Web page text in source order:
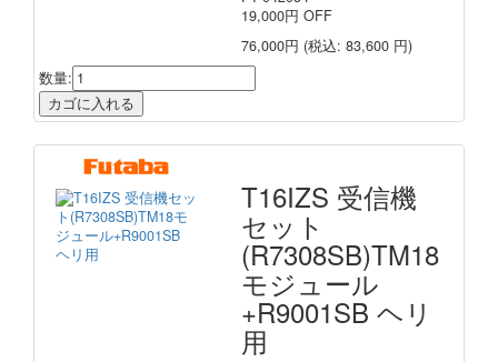
19,000円 OFF
76,000円 (税込: 83,600 円)
数量:
T16IZS 受信機
セット
(R7308SB)TM18
モジュール
+R9001SB ヘリ
用